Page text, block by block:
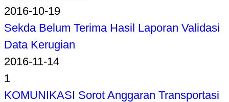
2016-10-19
Sekda Belum Terima Hasil Laporan Validasi
Data Kerugian
2016-11-14
1
KOMUNIKASI Sorot Anggaran Transportasi